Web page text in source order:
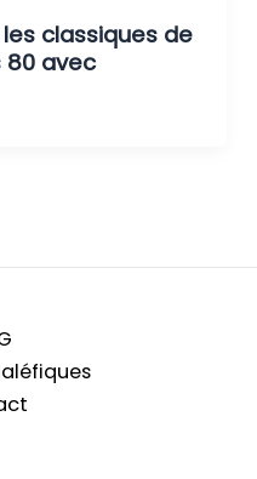
classiques de
80 avec